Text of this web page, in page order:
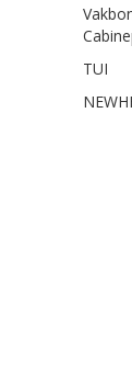
TUI